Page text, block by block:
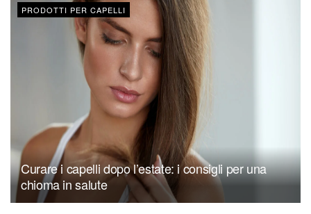
PRODOTTI PER CAPELLI
Curare i capelli dopo l’estate: i consigli per una
chioma in salute